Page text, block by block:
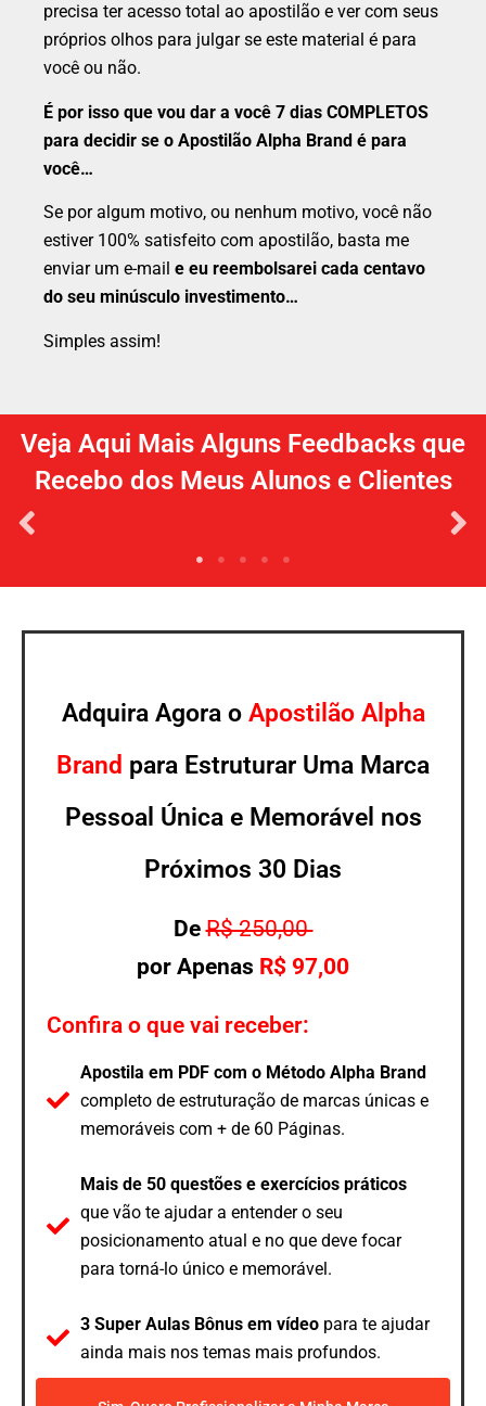
precisa ter acesso total ao apostilão e ver com seus
próprios olhos para julgar se este material é para
você ou não.
É por isso que vou dar a você 7 dias COMPLETOS
para decidir se o Apostilão Alpha Brand é para
você…
Se por algum motivo, ou nenhum motivo, você não
estiver 100% satisfeito com apostilão, basta me
enviar um e-mail e eu reembolsarei cada centavo
do seu minúsculo investimento…
Simples assim!
Veja Aqui Mais Alguns Feedbacks que
Recebo dos Meus Alunos e Clientes
Adquira Agora o Apostilão Alpha
Brand para Estruturar Uma Marca
Pessoal Única e Memorável nos
Próximos 30 Dias
De R$ 250,00
por Apenas R$ 97,00
Confira o que vai receber:
Apostila em PDF com o Método Alpha Brand
completo de estruturação de marcas únicas e
memoráveis com + de 60 Páginas.
Mais de 50 questões e exercícios práticos
que vão te ajudar a entender o seu
posicionamento atual e no que deve focar
para torná-lo único e memorável.
3 Super Aulas Bônus em vídeo para te ajudar
ainda mais nos temas mais profundos.